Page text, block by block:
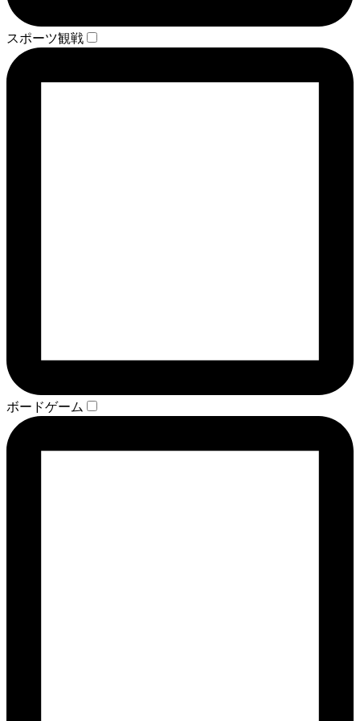
スポーツ観戦
ボードゲーム